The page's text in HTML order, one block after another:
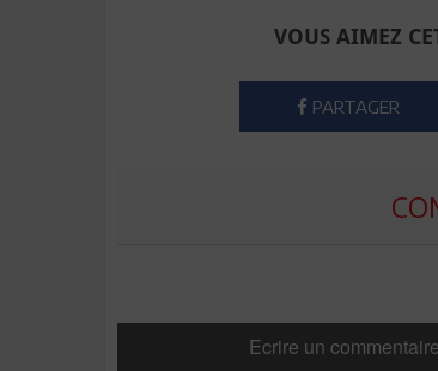
VOUS AIMEZ
PARTAGER
Ecrire un commentaire